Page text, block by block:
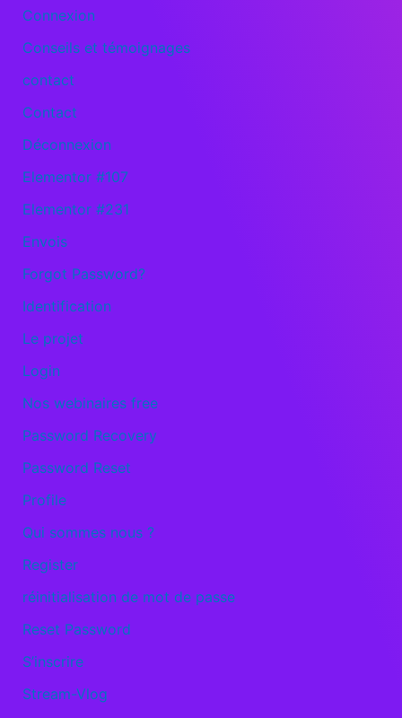
Connexion
Conseils et témoignages
contact
Contact
Déconnexion
Elementor #107
Elementor #231
Envois
Forgot Password?
Identification
Le projet
Login
Nos webinaires free
Password Recovery
Password Reset
Profile
Qui sommes nous ?
Register
réinitialisation de mot de passe
Reset Password
S’inscrire
Stream-Vlog